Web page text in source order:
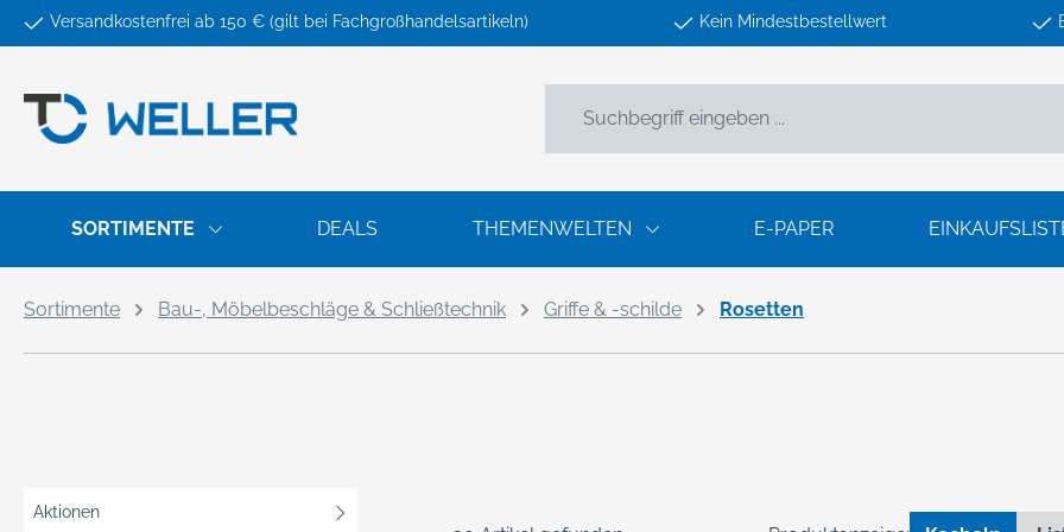
Zur Hauptnavigation springen
Versandkostenfrei ab 150 € (gilt bei Fachgroßhandelsartikeln) Kein Mindestbestellwert
SORTIMENTE DEALS THEMENWELTEN E-PAPER
Sortimente Bau-, Möbelbeschläge & Schließtechnik Griffe & -schilde Rosetten
Aktionen